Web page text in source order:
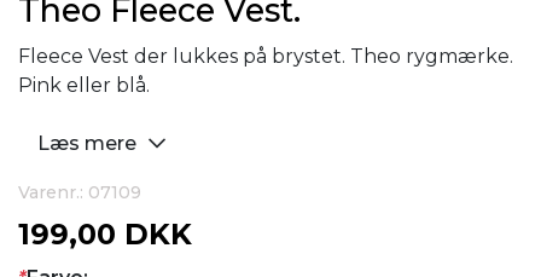
Theo Fleece Vest.
Fleece Vest der lukkes på brystet. Theo rygmærke.
Pink eller blå.
Læs mere
Varenr.: 07109
199,00 DKK